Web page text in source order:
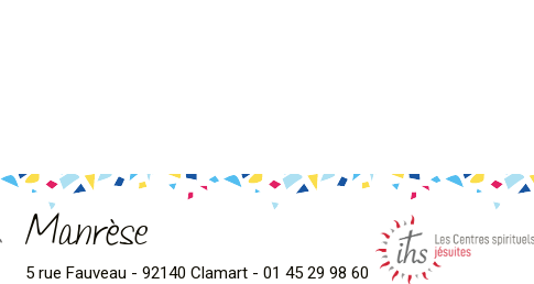
Manrèse
5 rue Fauveau - 92140 Clamart - 01 45 29 98 60